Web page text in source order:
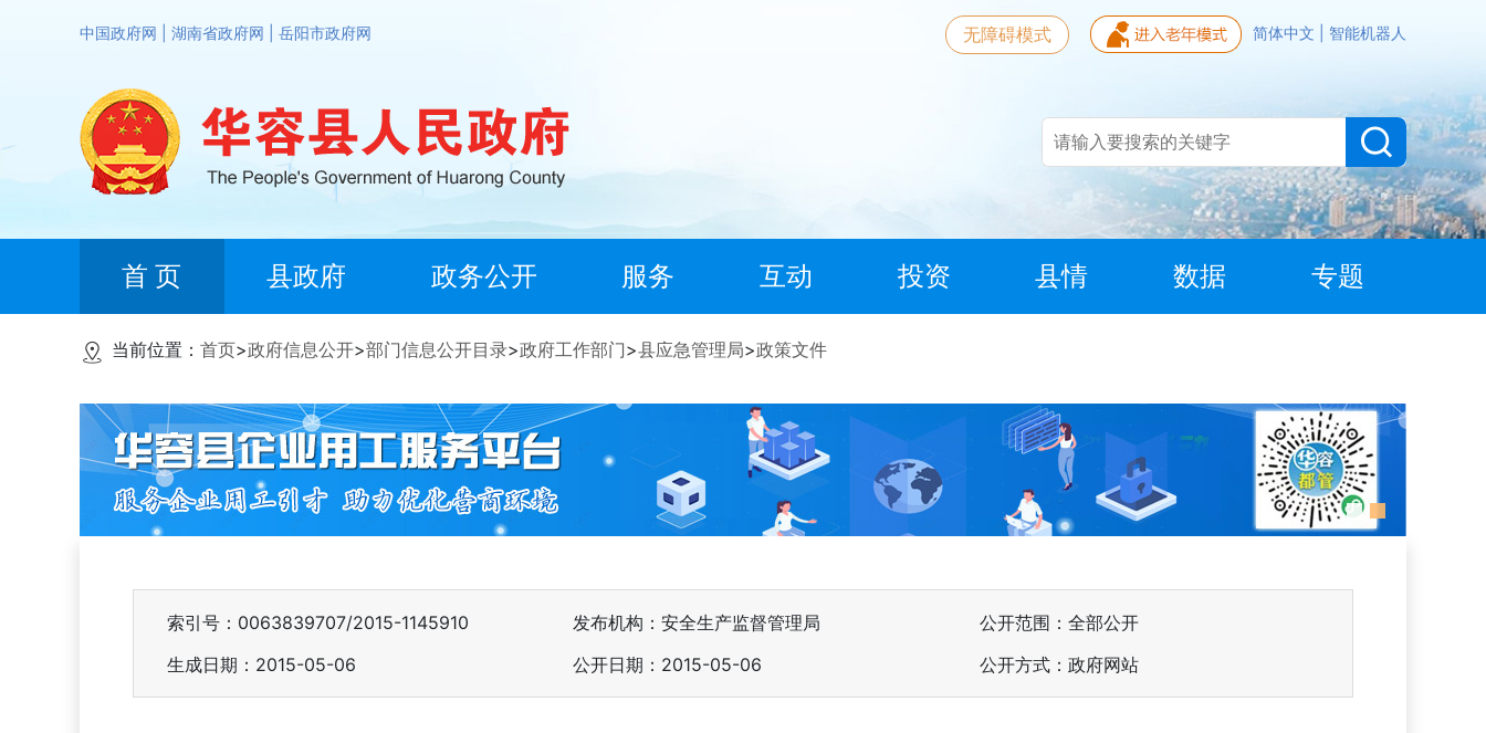
中国政府网 湖南省政府网 岳阳市政府网 简体中文 智能机器人
无障碍模式
首 页 县政府 政务公开 服务 互动 投资 县情 数据 专题
当前位置： 首页>政府信息公开>部门信息公开目录>政府工作部门>县应急管理局>政策文件
索引号：0063839707/2015-1145910 发布机构：安全生产监督管理局
公开范围：全部公开
生成日期：2015-05-06
公开日期：2015-05-06 公开方式：政府网站